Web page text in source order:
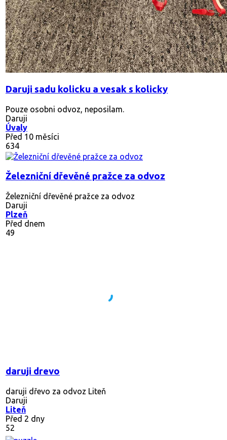
Daruji sadu kolicku a vesak s kolicky
Pouze osobni odvoz, neposilam.
Daruji
Úvaly
Před 10 měsíci
634
Železniční dřevěné pražce za odvoz
Železniční dřevěné pražce za odvoz
Daruji
Plzeň
Před dnem
49
daruji drevo
daruji dřevo za odvoz Liteň
Daruji
Liteň
Před 2 dny
52